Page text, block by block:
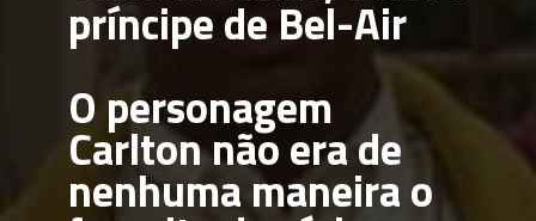
príncipe de Bel-Air
O personagem
Carlton não era de
nenhuma maneira o